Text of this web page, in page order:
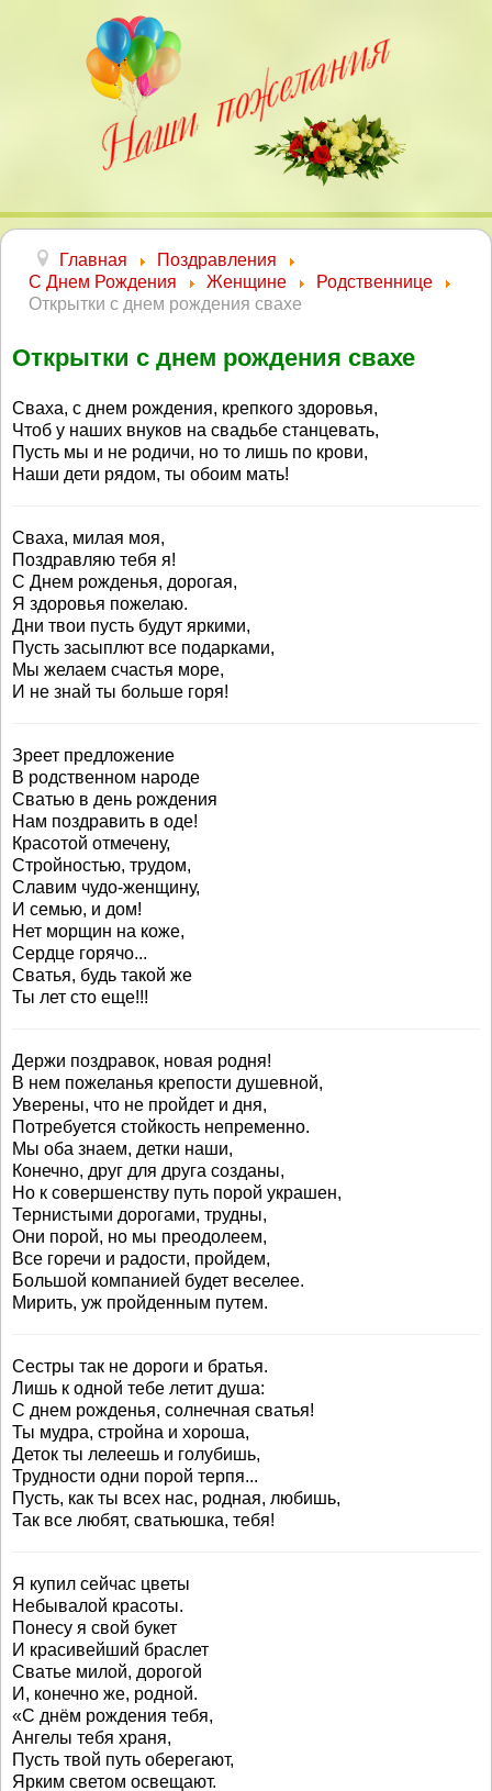
Главная
Поздравления
С Днем Рождения
Женщине
Родственнице
Открытки с днем рождения свахе
Открытки с днем рождения свахе
Сваха, с днем рождения, крепкого здоровья,
Чтоб у наших внуков на свадьбе станцевать,
Пусть мы и не родичи, но то лишь по крови,
Наши дети рядом, ты обоим мать!
Сваха, милая моя,
Поздравляю тебя я!
С Днем рожденья, дорогая,
Я здоровья пожелаю.
Дни твои пусть будут яркими,
Пусть засыплют все подарками,
Мы желаем счастья море,
И не знай ты больше горя!
Зреет предложение
В родственном народе
Сватью в день рождения
Нам поздравить в оде!
Красотой отмечену,
Стройностью, трудом,
Славим чудо-женщину,
И семью, и дом!
Нет морщин на коже,
Сердце горячо...
Сватья, будь такой же
Ты лет сто еще!!!
Держи поздравок, новая родня!
В нем пожеланья крепости душевной,
Уверены, что не пройдет и дня,
Потребуется стойкость непременно.
Мы оба знаем, детки наши,
Конечно, друг для друга созданы,
Но к совершенству путь порой украшен,
Тернистыми дорогами, трудны,
Они порой, но мы преодолеем,
Все горечи и радости, пройдем,
Большой компанией будет веселее.
Мирить, уж пройденным путем.
Сестры так не дороги и братья.
Лишь к одной тебе летит душа:
С днем рожденья, солнечная сватья!
Ты мудра, стройна и хороша,
Деток ты лелеешь и голубишь,
Трудности одни порой терпя...
Пусть, как ты всех нас, родная, любишь,
Так все любят, сватьюшка, тебя!
Я купил сейчас цветы
Небывалой красоты.
Понесу я свой букет
И красивейший браслет
Сватье милой, дорогой
И, конечно же, родной.
«С днём рождения тебя,
Ангелы тебя храня,
Пусть твой путь оберегают,
Ярким светом освещают.